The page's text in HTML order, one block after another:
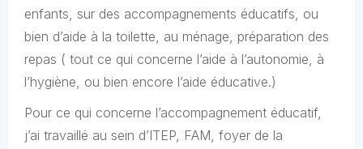
enfants, sur des accompagnements éducatifs, ou
bien d’aide à la toilette, au ménage, préparation des
repas ( tout ce qui concerne l’aide à l’autonomie, à
l’hygiène, ou bien encore l’aide éducative.)
Pour ce qui concerne l’accompagnement éducatif,
j’ai travaillé au sein d’ITEP, FAM, foyer de la